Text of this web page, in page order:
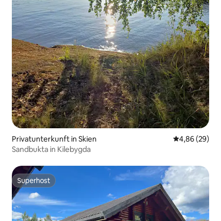
Privatunterkunft in Skien
4,86 (29)
Sandbukta in Kilebygda
Superhost
Superhost